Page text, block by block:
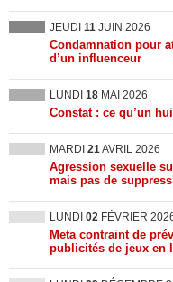
JEUDI 11 JUIN 2026
Condamnation pour
d’un influenceur
LUNDI 18 MAI 2026
Constat : ce qu’un
MARDI 21AVRIL 2026
Agression sexuelle
mais pas de
LUNDI 02 FÉVRIER
Meta contraint de
publicités de jeux en